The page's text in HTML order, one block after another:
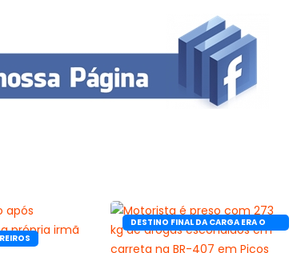
DESTINO FINAL DA CARGA ERA O